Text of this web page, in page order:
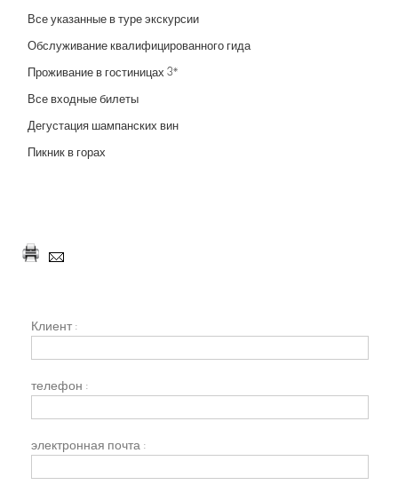
Все указанные в туре экскурсии
Обслуживание квалифицированного гида
Проживание в гостиницах 3*
Все входные билеты
Дегустация шампанских вин
Пикник в горах
Клиент :
телефон :
электронная почта :